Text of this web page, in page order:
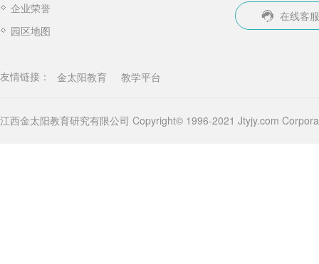
企业荣誉
园区地图
在线客服
友情链接： 金太阳教育 教学平台
江西金太阳教育研究有限公司 Copyright© 1996-2021 Jtyjy.com